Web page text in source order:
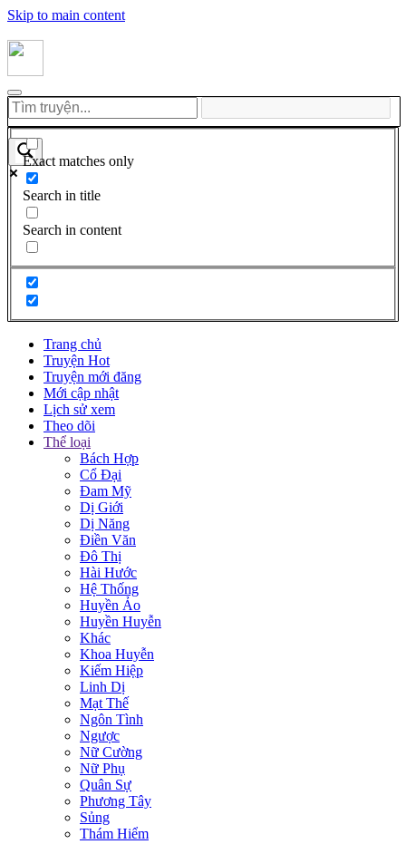
Skip to main content
Exact matches only
Search in title
Search in content
Trang chủ
Truyện Hot
Truyện mới đăng
Mới cập nhật
Lịch sử xem
Theo dõi
Thể loại
Bách Hợp
Cổ Đại
Đam Mỹ
Dị Giới
Dị Năng
Điền Văn
Đô Thị
Hài Hước
Hệ Thống
Huyền Ảo
Huyền Huyễn
Khác
Khoa Huyễn
Kiếm Hiệp
Linh Dị
Mạt Thế
Ngôn Tình
Ngược
Nữ Cường
Nữ Phụ
Quân Sự
Phương Tây
Sủng
Thám Hiểm